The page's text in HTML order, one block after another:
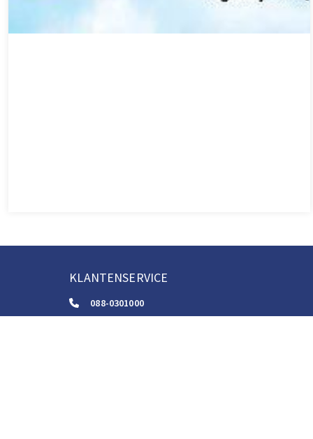
KLANTENSERVICE
088-0301000